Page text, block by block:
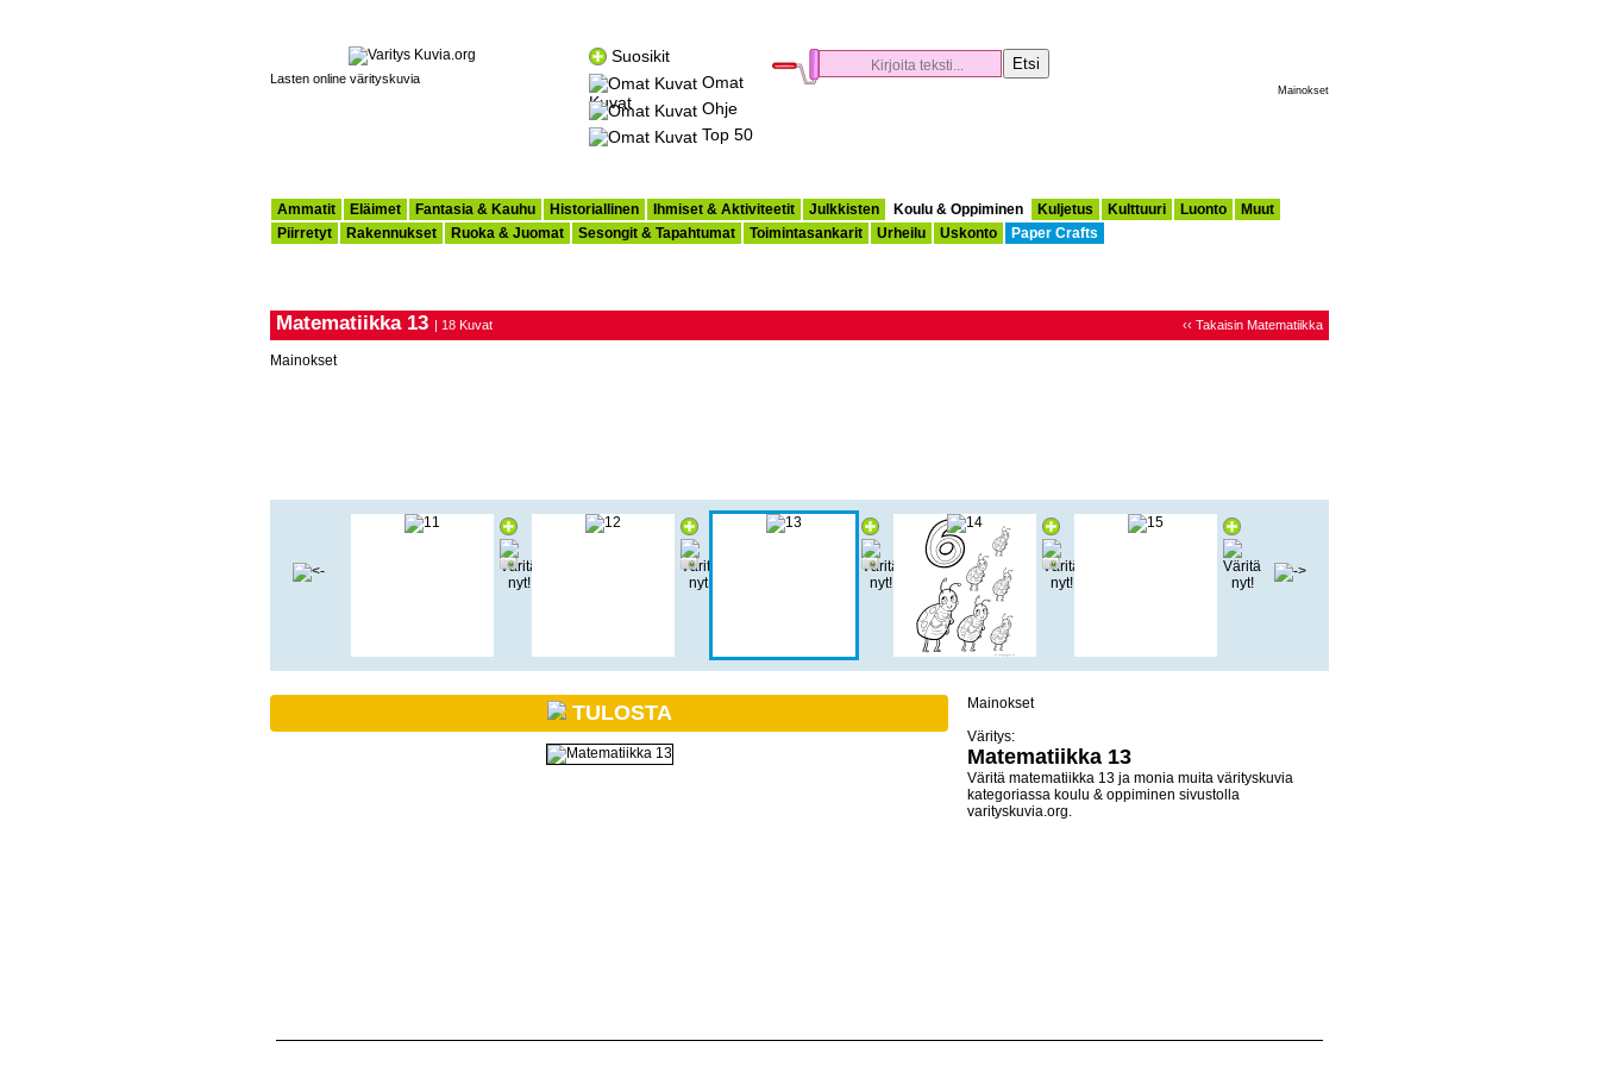
Lasten online värityskuvia
Suosikit
Omat
Kuvat
Ohje
Top 50
Mainokset
Ammatit Eläimet Fantasia & Kauhu Historiallinen Ihmiset & Aktiviteetit Julkkisten Koulu & Oppiminen Kuljetus Kulttuuri Luonto
Muut
Piirretyt
Rakennukset Ruoka & Juomat Sesongit & Tapahtumat Toimintasankarit Urheilu Uskonto Paper Crafts
Matematiikka 13 | 18 Kuvat ‹‹ Takaisin Matematiikka
Mainokset
TULOSTA
Mainokset
Väritys:
Matematiikka 13
Väritä matematiikka 13 ja monia muita värityskuvia
kategoriassa koulu & oppiminen sivustolla
varityskuvia.org.